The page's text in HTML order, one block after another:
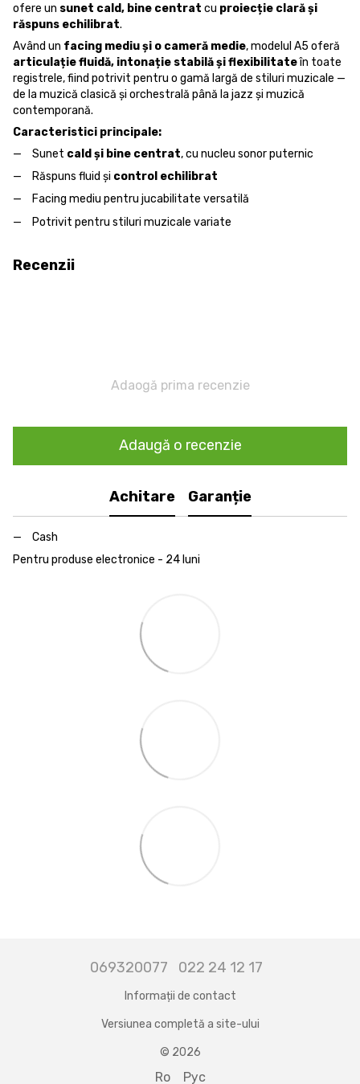
ofere un sunet cald, bine centrat cu proiecție clară și
răspuns echilibrat.
Având un facing mediu și o cameră medie, modelul A5 oferă
articulație fluidă, intonație stabilă și flexibilitateîn toate
registrele, fiind potrivit pentru o gamă largă de stiluri muzicale —
de la muzică clasică și orchestrală până la jazz și muzică
contemporană.
Caracteristici principale:
Sunet cald și bine centrat, cu nucleu sonor puternic
Răspuns fluid și control echilibrat
Facing mediu pentru jucabilitate versatilă
Potrivit pentru stiluri muzicale variate
Recenzii
Adaogă prima recenzie
Adaugă o recenzie
Achitare Garanție
Cash
Pentru produse electronice - 24 luni
069320077 022 24 12 17
Informații de contact
Versiunea completă a site-ului
© 2026
Ro Рус